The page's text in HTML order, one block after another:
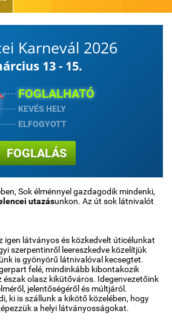
Térkép
Karnevál 2026
13 - 15.
FOGLALHATÓ
KEVÉS HELY
ELFOGYOTT
FOGLALÁS
Sok élménnyel gazdagodik mindenki,
utazásunkon. Az út sok látnivalót
igen látványos és közkedvelt úticélunkat
szerpentinről leereszkedve közelítjük
is gyönyörű látnivalóval kecsegtet.
felé, mindinkább kibontakozik
észak olasz kikütőváros. Idegenvezetőink
jelentőségéről és múltjáról.
ki is szállunk a kikötő közelében, hogy
a helyi látványosságokat.